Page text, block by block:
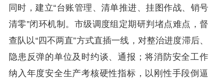
同时，建立“台账管理、清单推进、挂图作战、销号
清零”闭环机制。市级调度组定期研判堵点难点，督
查队以“四不两直”方式直插一线，对整治进度滞后、
隐患反弹的单位及时约谈、通报；将消防安全工作
纳入年度安全生产考核硬性指标，以刚性手段倒逼